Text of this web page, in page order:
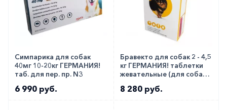
Симпарика для собак
40мг 10-20кг ГЕРМАНИЯ!
таб. для пер. пр. N3
6 990 руб.
Бравекто для собак 2 - 4,5
кг ГЕРМАНИЯ! таблетки
жевательные (для собак
112,5мг №1
8 280 руб.